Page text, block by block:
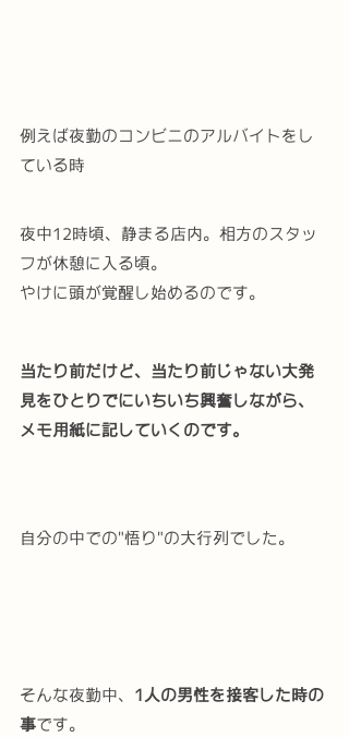
例えば夜勤のコンビニのアルバイトをし
ている時
夜中12時頃、静まる店内。相方のスタッ
フが休憩に入る頃。
やけに頭が覚醒し始めるのです。
当たり前だけど、当たり前じゃない大発
見をひとりでにいちいち興奮しながら、
メモ用紙に記していくのです。
自分の中での"悟り"の大行列でした。
そんな夜勤中、 1人の男性を接客した時の
事です。